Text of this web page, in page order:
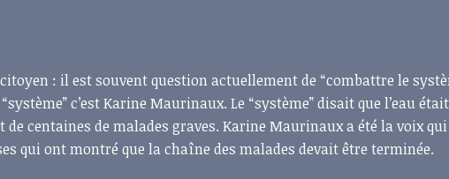
: il est souvent question actuellement de “combattre le
c’est Karine Maurinaux. Le “système” disait que l’eau était
centaines de malades graves. Karine Maurinaux a été la voix
qui ont montré que la chaîne des malades devait être terminée.